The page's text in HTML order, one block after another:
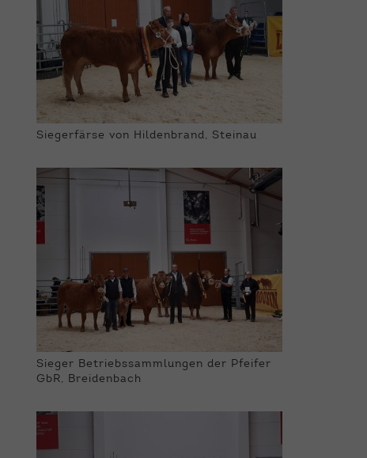
Siegerfärse von Hildenbrand, Steinau
Sieger Betriebssammlungen der Pfeifer
GbR, Breidenbach